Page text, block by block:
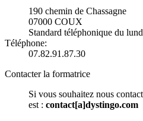
190 chemin de Chassagne
07000 COUX
Standard téléphonique du
Téléphone:
07.82.91.87.30
Contacter la formatrice
Si vous souhaitez nous
est : contact[a]dystingo.com